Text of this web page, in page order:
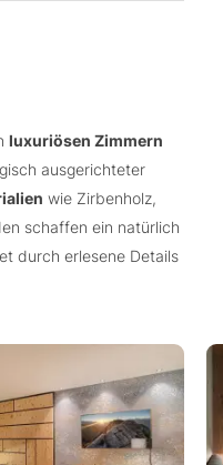
luxuriösen Zimmern
ausgerichteter
wie Zirbenholz,
schaffen ein natürlich
durch erlesene Details